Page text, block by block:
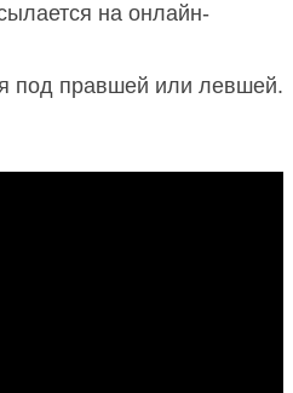
на онлайн-
под правшей или левшей.